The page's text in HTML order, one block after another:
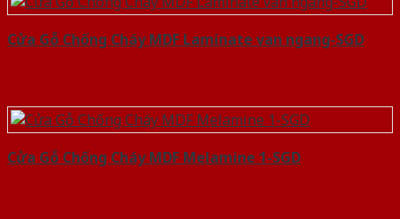
Cửa Gỗ Chống Cháy MDF Laminate van ngang-SGD
Cửa Gỗ Chống Cháy MDF Melamine 1-SGD